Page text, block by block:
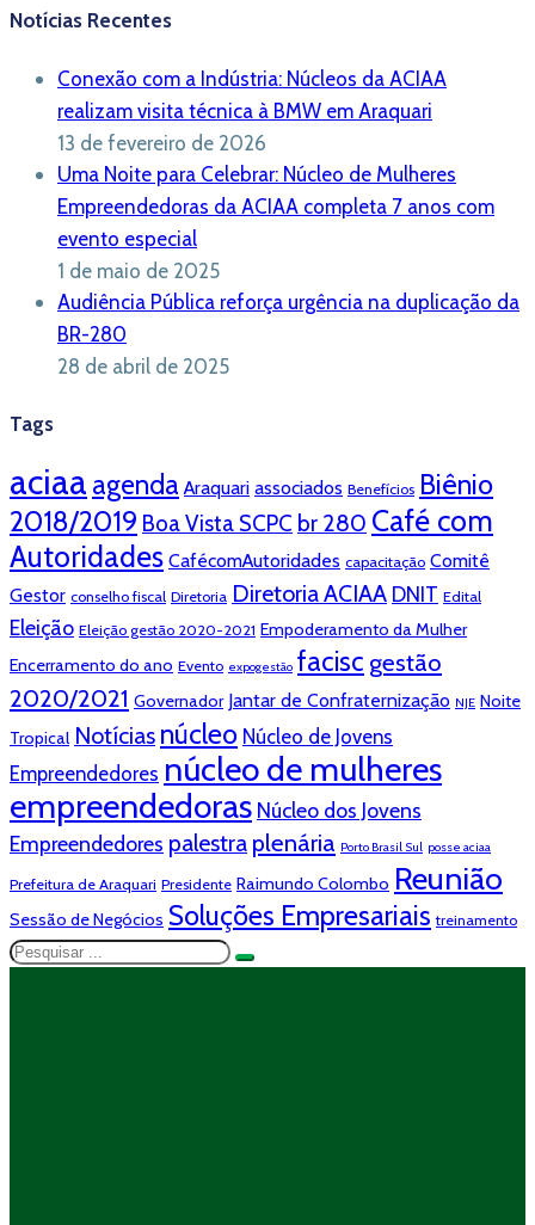
Notícias Recentes
Conexão com a Indústria: Núcleos da ACIAA
realizam visita técnica à BMW em Araquari
13 de fevereiro de 2026
Uma Noite para Celebrar: Núcleo de Mulheres
Empreendedoras da ACIAA completa 7 anos com
evento especial
1 de maio de 2025
Audiência Pública reforça urgência na duplicação da
BR-280
28 de abril de 2025
Tags
aciaa agenda Araquari associados Benefícios Biênio
2018/2019 Boa Vista SCPC br 280 Café com
Autoridades CafécomAutoridades capacitação Comitê
Gestor conselho fiscal Diretoria Diretoria ACIAA DNIT Edital
Eleição Eleição gestão 2020-2021 Empoderamento da Mulher
Encerramento do ano Evento expogestão facisc gestão
2020/2021 Governador Jantar de Confraternização NJE Noite
Tropical Notícias núcleo Núcleo de Jovens
Empreendedores núcleo de mulheres
empreendedoras Núcleo dos Jovens
Empreendedores palestra plenária Porto Brasil Sul posse aciaa
Prefeitura de Araquari Presidente Raimundo Colombo Reunião
Sessão de Negócios Soluções Empresariais treinamento